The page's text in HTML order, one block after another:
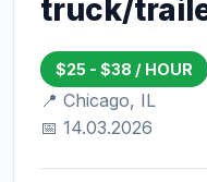
truck/
$25 - $38 / HOUR
📍 Chicago, IL
📅 14.03.2026